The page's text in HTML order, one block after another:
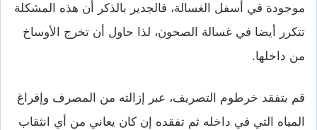
موجودة في أسفل الغسالة، فالجدير بالذكر أن هذه المشكلة
تتكرر أيضا في غسالة الصحون، لذا حاول أن تخرج الأوساخ
من داخلها.
قم بتفقد خرطوم التصريف، عبر إزالته من المصرف وإفراغ
المياه التي في داخله ثم تفقده إن كان يعاني من أي انثقاب